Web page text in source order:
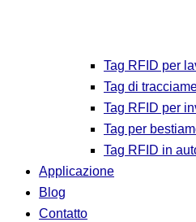
Tag RFID per
Tag di
Tag RFID per
Tag per
Tag RFID in
Applicazione
Blog
Contatto